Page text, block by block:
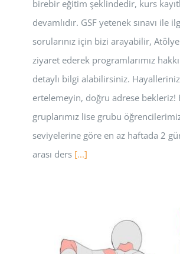
birebir eğitim şeklindedir, kurs
devamlıdır. GSF yetenek sınavı ile
sorularınız için bizi arayabilir,
ziyaret ederek programlarımız
detaylı bilgi alabilirsiniz.
ertelemeyin, doğru adrese bekleriz!
gruplarımız lise grubu
seviyelerine göre en az haftada 2
arası ders [...]